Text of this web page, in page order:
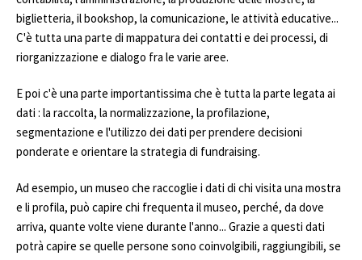
biglietteria, il bookshop, la comunicazione, le attività educative...
C'è tutta una parte di mappatura dei contatti e dei processi, di
riorganizzazione e dialogo fra le varie aree.
E poi c'è una parte importantissima che è tutta la parte legata ai
dati : la raccolta, la normalizzazione, la profilazione,
segmentazione e l'utilizzo dei dati per prendere decisioni
ponderate e orientare la strategia di fundraising.
Ad esempio, un museo che raccoglie i dati di chi visita una mostra
e li profila, può capire chi frequenta il museo, perché, da dove
arriva, quante volte viene durante l'anno... Grazie a questi dati
potrà capire se quelle persone sono coinvolgibili, raggiungibili, se